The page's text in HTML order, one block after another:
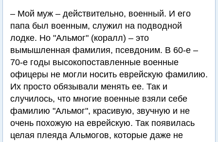
– Мой муж – действительно, военный. И его
папа был военным, служил на подводной
лодке. Но "Альмог" (коралл) – это
вымышленная фамилия, псевдоним. В 60-е –
70-е годы высокопоставленные военные
офицеры не могли носить еврейскую фамилию.
Их просто обязывали менять ее. Так и
случилось, что многие военные взяли себе
фамилию "Альмог", красивую, звучную и не
очень похожую на еврейскую. Так появилась
целая плеяда Альмогов, которые даже не